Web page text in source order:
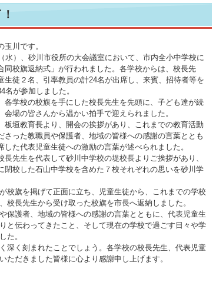
川です。
水）、砂川市役所の大会議室において、市内全小中学校に
同校旗返納式」が行われました。各学校からは、校長先
生徒２名、引率教員の計24名が出席し、来賓、招待者等を
名が参加しました。
学校の校旗を手にした校長先生を先頭に、子ども達が続
会場の皆さんから温かい拍手で迎えられました。
垣教育長より、開会の挨拶があり、これまでの教育活動
さった教職員や保護者、地域の皆様への感謝の言葉ととも
した代表児童生徒への激励の言葉が述べられました。
先生を代表して砂川中学校の堤校長よりご挨拶があり、
閉校した石山中学校を含めた７校それぞれの思いを砂川学
旗を掲げて正面に立ち、児童生徒から、これまでの学校
長先生から受け取った校旗を市長へ返納しました。
護者、地域の皆様への感謝の言葉とともに、代表児童生
と伝わってきたこと、そして現在の学校で過ごす日々や学
た。
く刻まれたことでしょう。各学校の校長先生、代表児童
だきました皆様に心より感謝申し上げます。